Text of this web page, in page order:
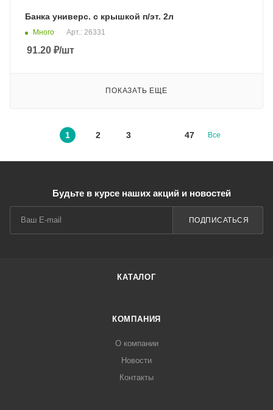
Банка универс. с крышкой п/эт. 2л
Много Арт.: 26331
91.20 ₽/шт
ПОКАЗАТЬ ЕЩЕ
1 2 3 47 Все
Будьте в курсе наших акций и новостей
ПОДПИСАТЬСЯ
КАТАЛОГ
КОМПАНИЯ
О компании
Новости
Контакты